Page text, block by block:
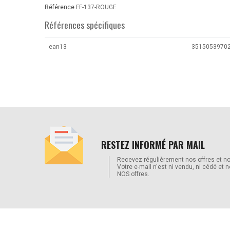
Référence FF-137-ROUGE
Références spécifiques
ean13
RESTEZ INFORMÉ PAR MAIL
Recevez régulièrement nos offres et
Votre e-mail n'est ni vendu, ni cédé et
NOS offres.